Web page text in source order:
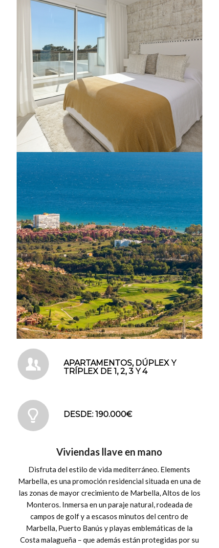
APARTAMENTOS, DÚPLEX Y
TRÍPLEX DE 1, 2, 3 Y 4
DESDE: 190.000€
Viviendas llave en mano
Disfruta del estilo de vida mediterráneo. Elements
Marbella, es una promoción residencial situada en una de
las zonas de mayor crecimiento de Marbella, Altos de los
Monteros. Inmersa en un paraje natural, rodeada de
campos de golf y a escasos minutos del centro de
Marbella, Puerto Banús y playas emblemáticas de la
Costa malagueña – que además están protegidas por su